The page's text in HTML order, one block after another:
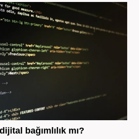
bağımlılık mı?